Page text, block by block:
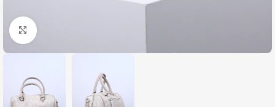
Zumiraj sliku